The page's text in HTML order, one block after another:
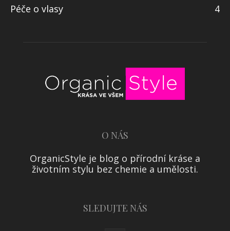
Péče o vlasy
4
O NÁS
OrganicStyle je blog o přírodní kráse a
životním stylu bez chemie a umělosti.
SLEDUJTE NÁS